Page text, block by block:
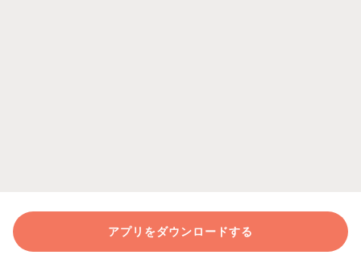
アプリをダウンロードする